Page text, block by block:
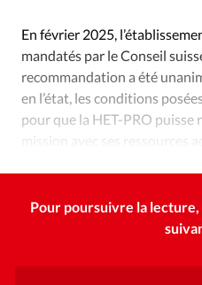
Vécu
Vie Intérieure
En février 2025,
mandatés par le Conseil
recommandation a été
en l’état, les conditions
pour que la HET-PRO puisse
mission avec ses ressources
Pour poursuivre la lecture,